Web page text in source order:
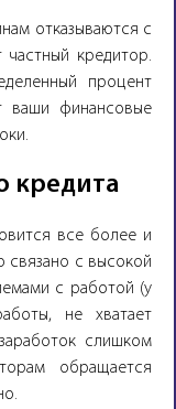
отказываются с
кредитор.
процент
ваши финансовые
кредита
все более и
связано с высокой
с работой (у
не хватает
слишком
обращается